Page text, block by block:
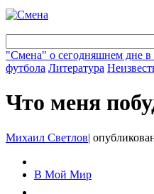
"Смена" о сегодняшнем дне в
футбола Литература
Что меня
Михаил Светлов|
В Мой Мир